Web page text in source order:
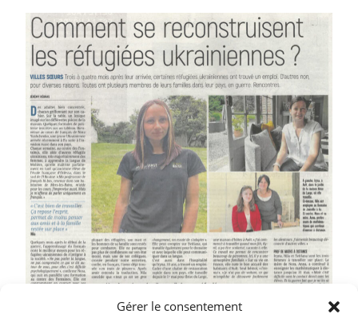
Gérer le consentement